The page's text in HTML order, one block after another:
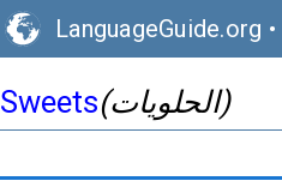
LanguageGuide.org •
Sweets (الحلويات)